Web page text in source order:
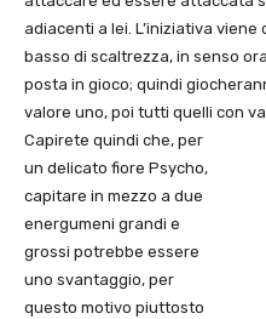
adiacenti a lei. L’iniziativa
basso di scaltrezza, in senso
posta in gioco; quindi
valore uno, poi tutti quelli con
Capirete quindi che, per
un delicato fiore Psycho,
capitare in mezzo a due
energumeni grandi e
grossi potrebbe essere
uno svantaggio, per
questo motivo piuttosto